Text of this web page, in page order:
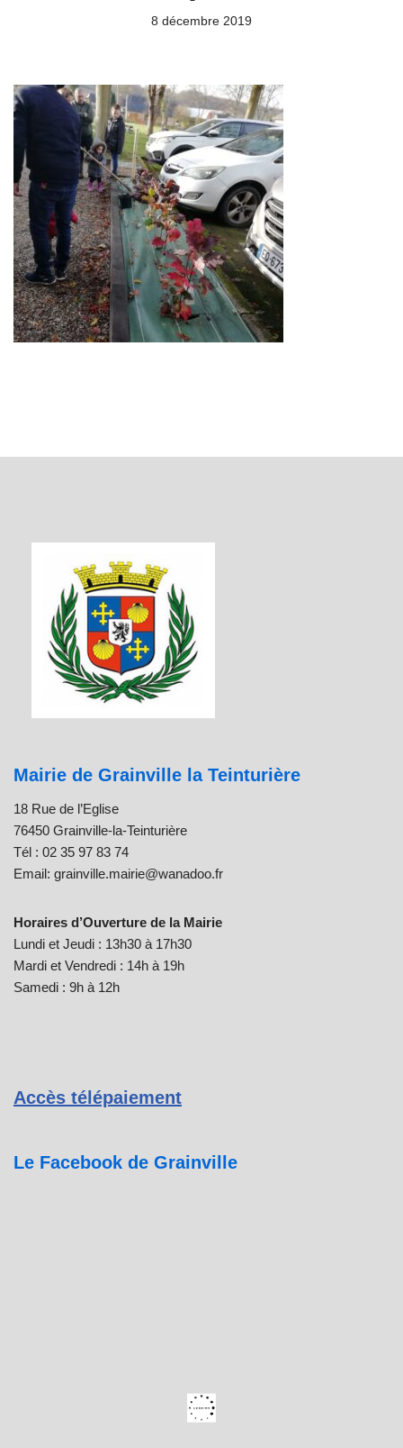
8 décembre 2019
Mairie de Grainville la Teinturière
18 Rue de l’Eglise
76450 Grainville-la-Teinturière
Tél : 02 35 97 83 74
Email: grainville.mairie@wanadoo.fr
Horaires d’Ouverture de la Mairie
Lundi et Jeudi : 13h30 à 17h30
Mardi et Vendredi : 14h à 19h
Samedi : 9h à 12h
Accès télépaiement
Le Facebook de Grainville